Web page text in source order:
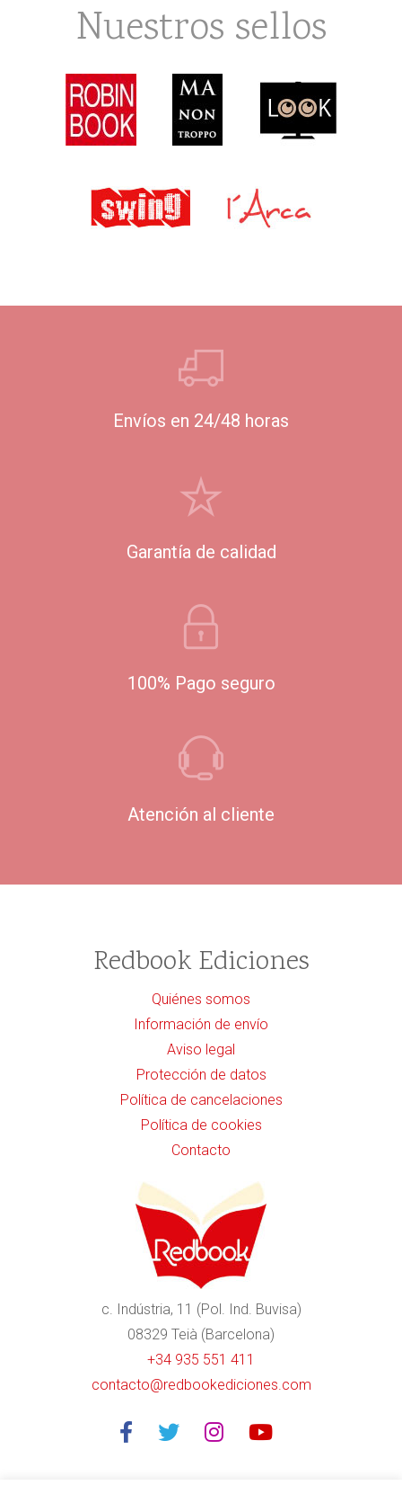
Nuestros sellos
Envíos en 24/48 horas
Garantía de calidad
100% Pago seguro
Atención al cliente
Redbook Ediciones
Quiénes somos
Información de envío
Aviso legal
Protección de datos
Política de cancelaciones
Política de cookies
Contacto
c. Indústria, 11 (Pol. Ind. Buvisa)
08329 Teià (Barcelona)
+34 935 551 411
contacto@redbookediciones.com